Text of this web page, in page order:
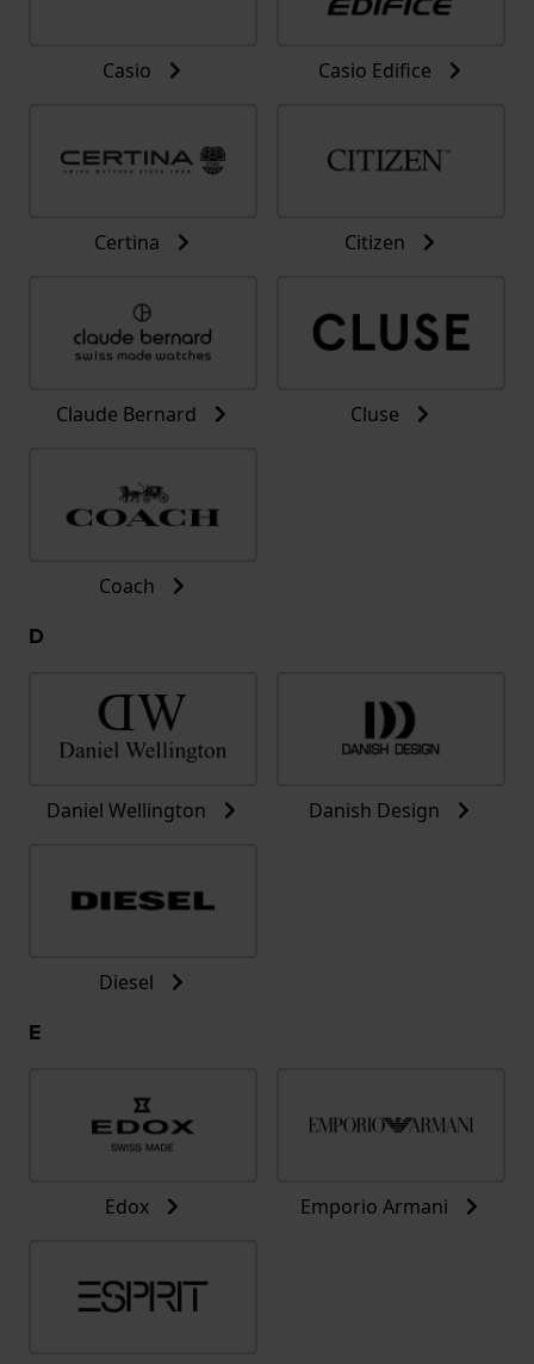
Casio Casio Edifice
Certina Citizen
Claude Bernard Cluse
Coach
D
Daniel Wellington Danish Design
Diesel
E
Edox Emporio Armani